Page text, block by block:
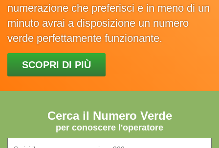
numerazione che preferisci e in meno di un
minuto avrai a disposizione un numero
verde perfettamente funzionante.
SCOPRI DI PIÙ
Cerca il Numero Verde
per conoscere l'operatore